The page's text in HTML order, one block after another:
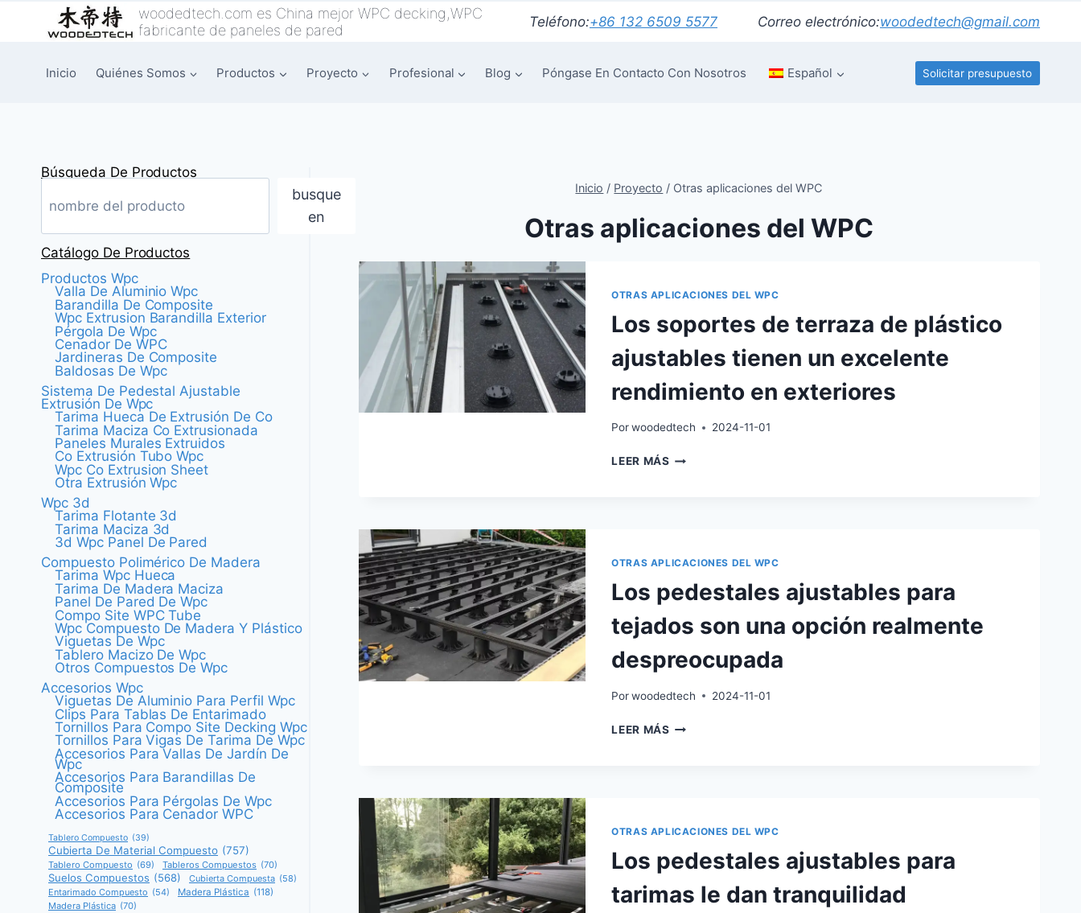
woodedtech.com es China mejor WPC decking,WPC
fabricante de paneles de pared
Teléfono:+86 132 6509 5577 Correo electrónico:woodedtech@gmail.com
Inicio Quiénes Somos Productos Proyecto Profesional Blog Póngase En Contacto Con Nosotros Español Solicitar presupuesto
Inicio / Proyecto / Otras aplicaciones del WPC
Otras aplicaciones del WPC
OTRAS APLICACIONES DEL WPC
Los soportes de terraza de plástico
ajustables tienen un excelente
rendimiento en exteriores
Por woodedtech 2024-11-01
LEER MÁS LOS
AJUSTABLES
UN
RENDIMIENTO
EXTERIORES
OTRAS APLICACIONES DEL WPC
Los pedestales ajustables para
tejados son una opción realmente
despreocupada
Por woodedtech 2024-11-01
LEER MÁS LOS
UNA
REALMENTE
OTRAS APLICACIONES DEL WPC
Los pedestales ajustables para
tarimas le dan tranquilidad
Búsqueda De Productos
busque
en
Catálogo De Productos
Productos Wpc
Valla De Aluminio Wpc
Barandilla De Composite
Wpc Extrusion Barandilla Exterior
Pérgola De Wpc
Cenador De WPC
Jardineras De Composite
Baldosas De Wpc
Sistema De Pedestal Ajustable
Extrusión De Wpc
Tarima Hueca De Extrusión De Co
Tarima Maciza Co Extrusionada
Paneles Murales Extruidos
Co Extrusión Tubo Wpc
Wpc Co Extrusion Sheet
Otra Extrusión Wpc
Wpc 3d
Tarima Flotante 3d
Tarima Maciza 3d
3d Wpc Panel De Pared
Compuesto Polimérico De Madera
Tarima Wpc Hueca
Tarima De Madera Maciza
Panel De Pared De Wpc
Compo Site WPC Tube
Wpc Compuesto De Madera Y Plástico
Viguetas De Wpc
Tablero Macizo De Wpc
Otros Compuestos De Wpc
Accesorios Wpc
Viguetas De Aluminio Para Perfil Wpc
Clips Para Tablas De Entarimado
Tornillos Para Compo Site Decking Wpc
Tornillos Para Vigas De Tarima De Wpc
Accesorios Para Vallas De Jardín De
Wpc
Accesorios Para Barandillas De
Composite
Accesorios Para Pérgolas De Wpc
Accesorios Para Cenador WPC
Tablero Compuesto (39)
Cubierta De Material Compuesto (757)
Tablero Compuesto (69) Tableros Compuestos (70)
Suelos Compuestos (568) Cubierta Compuesta (58)
Entarimado Compuesto (54) Madera Plástica (118)
Madera Plástica (70)